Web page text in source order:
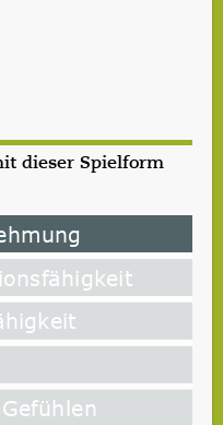
dieser Spielform